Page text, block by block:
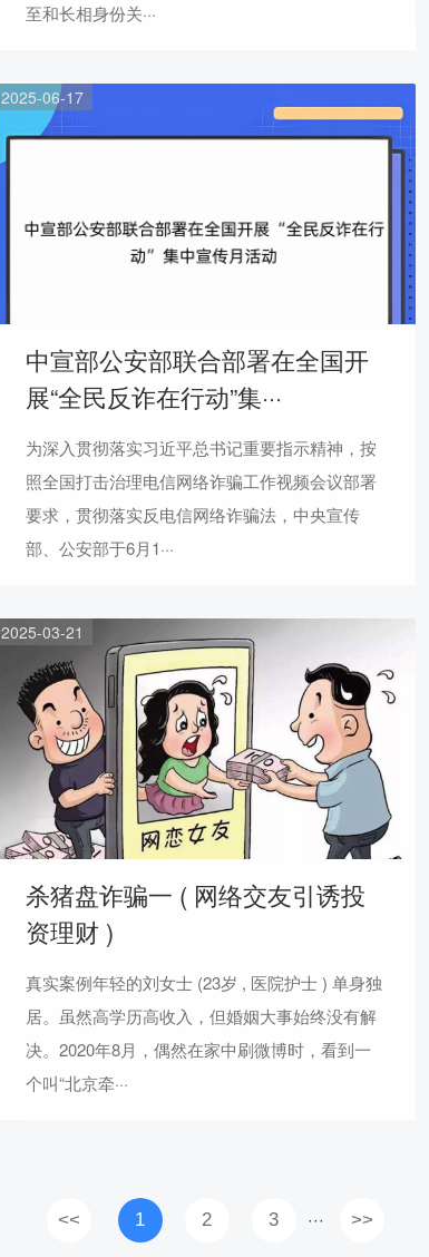
至和长相身份关···
2025-06-17
中宣部公安部联合部署在全国开
展“全民反诈在行动”集···
为深入贯彻落实习近平总书记重要指示精神，按
照全国打击治理电信网络诈骗工作视频会议部署
要求，贯彻落实反电信网络诈骗法，中央宣传
部、公安部于6月1···
2025-03-21
杀猪盘诈骗一 ( 网络交友引诱投
资理财 )
真实案例年轻的刘女士 (23岁 , 医院护士 ) 单身独
居。虽然高学历高收入，但婚姻大事始终没有解
决。2020年8月，偶然在家中刷微博时，看到一
个叫“北京牵···
<< 1 2 3 ··· >>